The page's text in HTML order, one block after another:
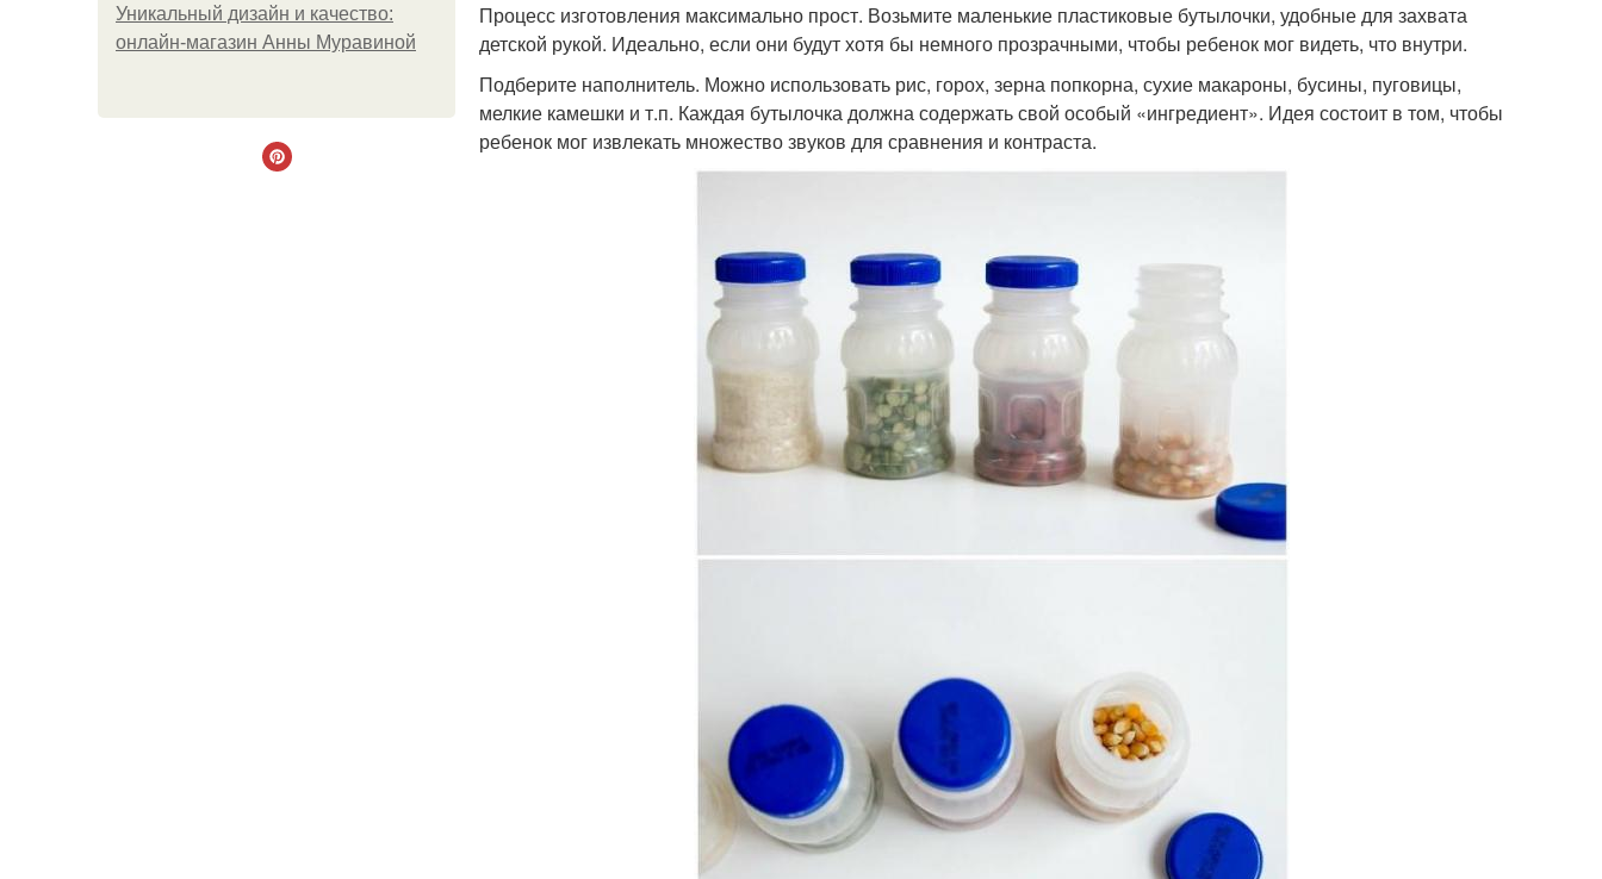
Уникальный дизайн и качество:
онлайн-магазин Анны Муравиной
Процесс изготовления максимально прост. Возьмите маленькие пластиковые бутылочки, удобные для захвата
детской рукой. Идеально, если они будут хотя бы немного прозрачными, чтобы ребенок мог видеть, что внутри.
Подберите наполнитель. Можно использовать рис, горох, зерна попкорна, сухие макароны, бусины, пуговицы,
мелкие камешки и т.п. Каждая бутылочка должна содержать свой особый «ингредиент». Идея состоит в том, чтобы
ребенок мог извлекать множество звуков для сравнения и контраста.